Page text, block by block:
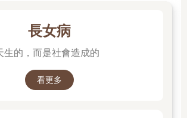
摘錄的主題是愛情，Bing聊天機器人告訴羅
是並不幸福。你結婚了，但是沒有滿足。你
入愛河。你結婚了，但是不愛你的配偶。」
經覺得可以拿最瑣碎的問題去問AI軟體，不
負擔。當他們無法找人類治療師時，聊天機
長女病
生的，而是社會造成的
看更多